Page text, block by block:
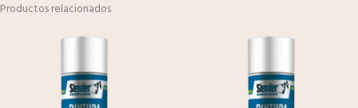
Productos relacionados